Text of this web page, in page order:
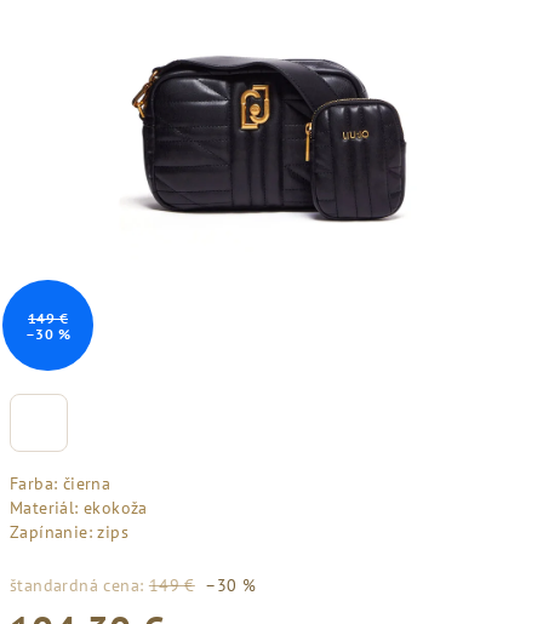
Farba: čierna
Materiál: ekokoža
Zapínanie: zips
štandardná cena: 149 € –30 %
149 €
–30 %